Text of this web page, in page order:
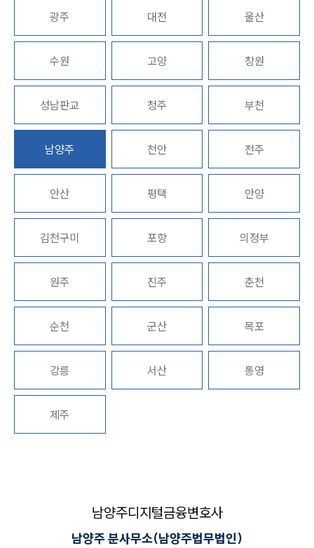
고객후기
업무분야
전체
구성원 소개
언론보도
법률 블로그
법률서식
세미나
대륜법률상담예약
광주 대전 울산
수원 고양 창원
성남판교 청주 부천
남양주 천안 전주
안산 평택 안양
김천구미 포항 의정부
원주 진주 춘천
순천 군산 목포
강릉 서산 통영
제주
남양주디지털금융변호사
남양주 분사무소(남양주법무법인)